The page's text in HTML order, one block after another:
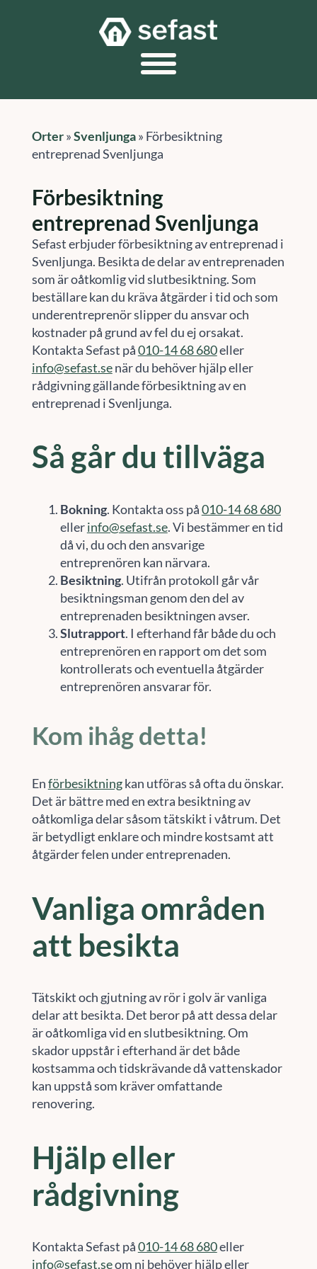
Orter»Svenljunga» Förbesiktning
entreprenad Svenljunga
Förbesiktning
entreprenad Svenljunga
Sefast erbjuder förbesiktning av entreprenad i
Svenljunga. Besikta de delar av entreprenaden
som är oåtkomlig vid slutbesiktning. Som
beställare kan du kräva åtgärder i tid och som
underentreprenör slipper du ansvar och
kostnader på grund av fel du ej orsakat.
Kontakta Sefast på010-14 68 680eller
info@sefast.senär du behöver hjälp eller
rådgivning gällande förbesiktning av en
entreprenad i Svenljunga.
Så går du tillväga
Bokning. Kontakta oss på010-14 68 680
ellerinfo@sefast.se. Vi bestämmer en tid
då vi, du och den ansvarige
entreprenören kan närvara.
Besiktning. Utifrån protokoll går vår
besiktningsman genom den del av
entreprenaden besiktningen avser.
Slutrapport. I efterhand får både du och
entreprenören en rapport om det som
kontrollerats och eventuella åtgärder
entreprenören ansvarar för.
Kom ihåg detta!
Enförbesiktningkan utföras så ofta du önskar.
Det är bättre med en extra besiktning av
oåtkomliga delar såsom tätskikt i våtrum. Det
är betydligt enklare och mindre kostsamt att
åtgärder felen under entreprenaden.
Vanliga områden
att besikta
Tätskikt och gjutning av rör i golv är vanliga
delar att besikta. Det beror på att dessa delar
är oåtkomliga vid en slutbesiktning. Om
skador uppstår i efterhand är det både
kostsamma och tidskrävande då vattenskador
kan uppstå som kräver omfattande
renovering.
Hjälp eller
rådgivning
Kontakta Sefast på010-14 68 680eller
info@sefast.seom ni behöver hjälp eller